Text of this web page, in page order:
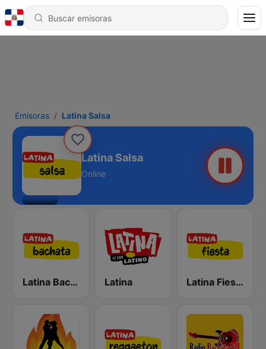
Emisoras Latina Salsa
Latina Salsa
Online
Latina Bachata Latina Latina Fiesta